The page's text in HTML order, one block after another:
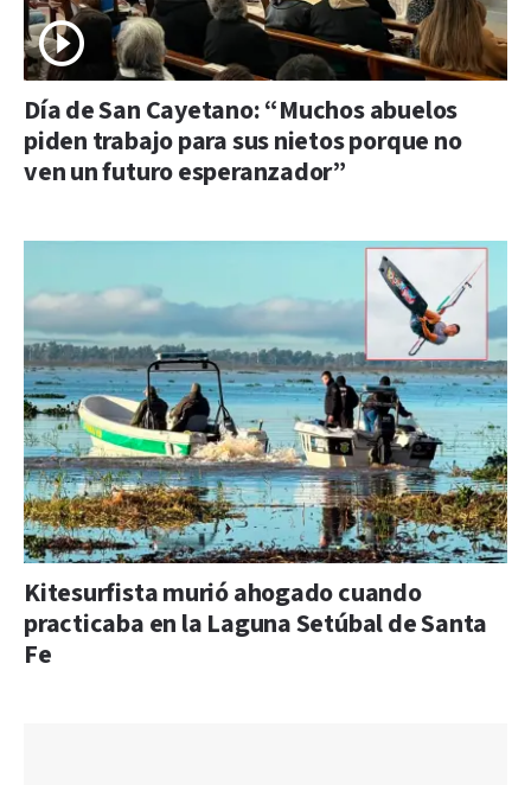
Día de San Cayetano: “Muchos abuelos
piden trabajo para sus nietos porque no
ven un futuro esperanzador”
Kitesurfista murió ahogado cuando
practicaba en la Laguna Setúbal de Santa
Fe